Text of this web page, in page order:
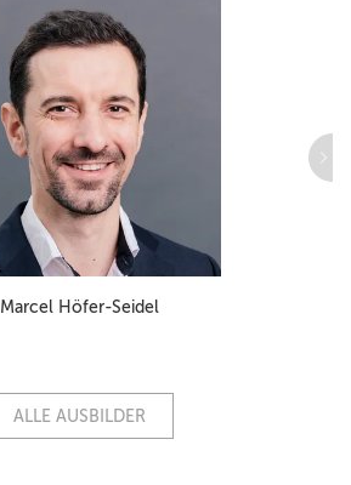
Marcel Höfer-Seidel
ALLE AUSBILDER